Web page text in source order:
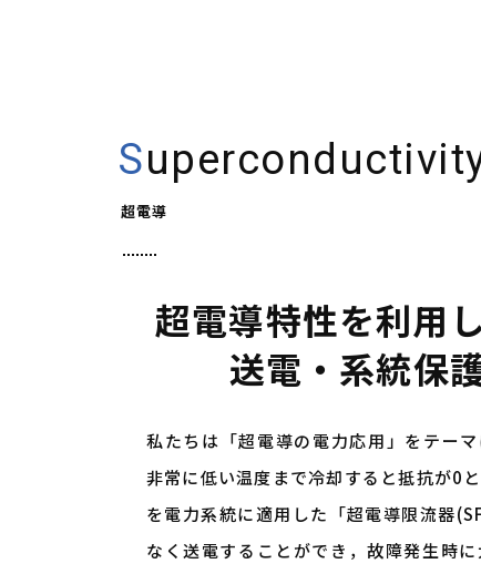
超電導
超電導特性を利用
送電・系統保
私たちは「超電導の電力応用」をテーマ
非常に低い温度まで冷却すると抵抗が0
を電力系統に適用した「超電導限流器
なく送電することができ，故障発生時